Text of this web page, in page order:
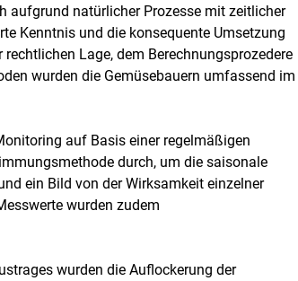
aufgrund natürlicher Prozesse mit zeitlicher
Kenntnis und die konsequente Umsetzung
Lage, dem Berechnungsprozedere
wurden die Gemüsebauern umfassend im
auf Basis einer regelmäßigen
durch, um die saisonale
ein Bild von der Wirksamkeit einzelner
wurden zudem
wurden die Auflockerung der